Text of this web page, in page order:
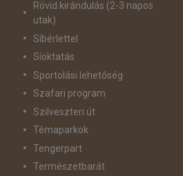
Rövid kirándulás (2-3 napos
utak)
Síbérlettel
Síoktatás
Sportolási lehetőség
Szafari program
Szilveszteri út
Témaparkok
Tengerpart
Természetbarát